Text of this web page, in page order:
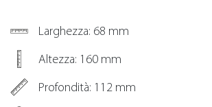
Larghezza: 68 mm
Altezza: 160 mm
Profondità: 112 mm